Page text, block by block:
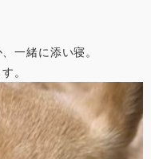
一緒に添い寝。
。